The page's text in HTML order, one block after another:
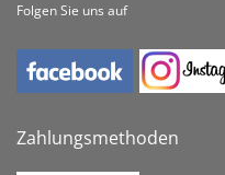
Folgen Sie uns auf
Zahlungsmethoden